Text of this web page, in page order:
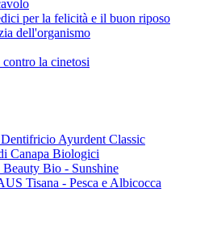
per la felicità e il buon riposo
dell'organismo
la cinetosi
Ayurdent Classic
Canapa Biologici
Bio - Sunshine
Tisana - Pesca e Albicocca